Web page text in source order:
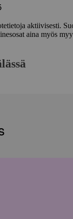
aktiivisesti.
aina myös